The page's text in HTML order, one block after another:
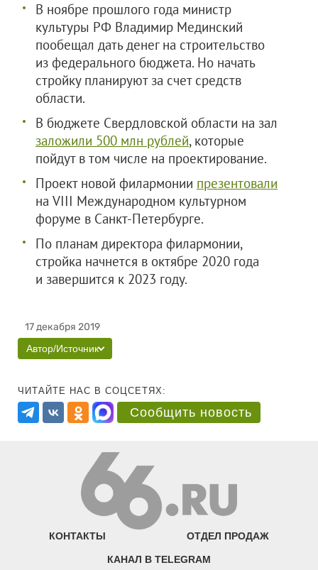
В ноябре прошлого года министр
культуры РФ Владимир Мединский
пообещал дать денег на строительство
из федерального бюджета. Но начать
стройку планируют за счет средств
области.
В бюджете Свердловской области на зал
заложили 500 млн рублей, которые
пойдут в том числе на проектирование.
Проект новой филармонии презентовали
на VIII Международном культурном
форуме в Санкт-Петербурге.
По планам директора филармонии,
стройка начнется в октябре 2020 года
и завершится к 2023 году.
17 декабря 2019
Автор/Источник
ЧИТАЙТЕ НАС В СОЦСЕТЯХ:
Сообщить новость
КОНТАКТЫ ОТДЕЛ ПРОДАЖ
КАНАЛ В TELEGRAM